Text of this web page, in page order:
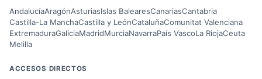
AndalucíaAragónAsturiasIslas BalearesCanariasCantabria
Castilla-La ManchaCastilla y LeónCataluñaComunitat Valenciana
ExtremaduraGaliciaMadridMurciaNavarraPaís VascoLa RiojaCeuta
Melilla
ACCESOS DIRECTOS